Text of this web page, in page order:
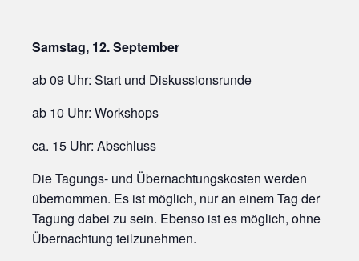
Samstag, 12. September
ab 09 Uhr: Start und Diskussionsrunde
ab 10 Uhr: Workshops
ca. 15 Uhr: Abschluss
Die Tagungs- und Übernachtungskosten werden
übernommen. Es ist möglich, nur an einem Tag der
Tagung dabei zu sein. Ebenso ist es möglich, ohne
Übernachtung teilzunehmen.